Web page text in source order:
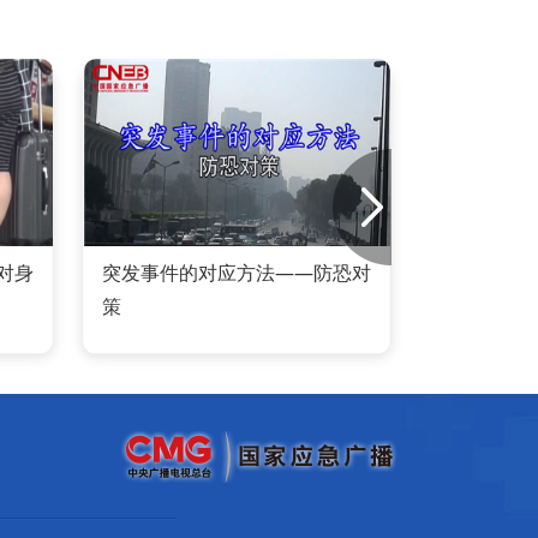
身
突发事件的对应方法——防恐对
策